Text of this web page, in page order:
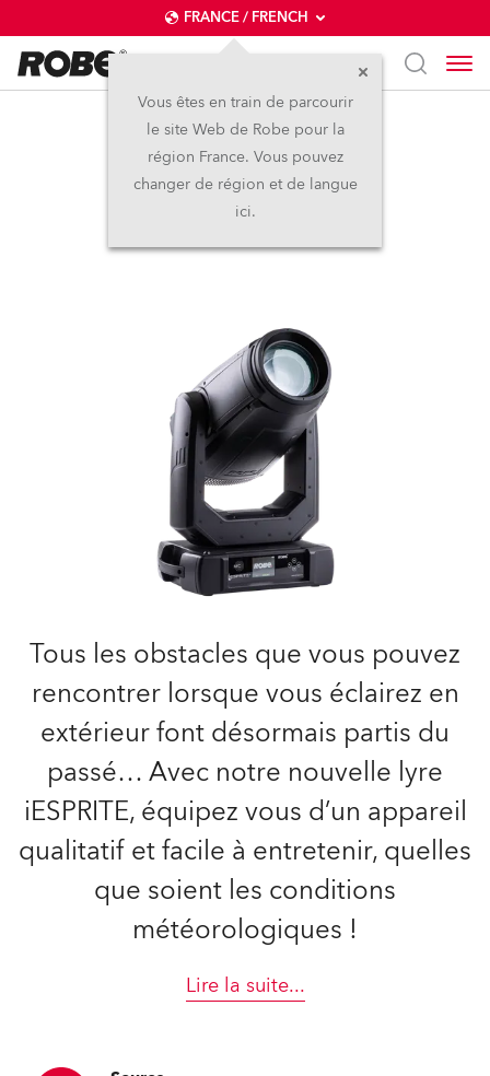
FRANCE / FRENCH
Vous êtes en train de parcourir
le site Web de Robe pour la
région France. Vous pouvez
changer de région et de langue
ici.
iESPRITE®
IP65
Tous les obstacles que vous pouvez
rencontrer lorsque vous éclairez en
extérieur font désormais partis du
passé… Avec notre nouvelle lyre
iESPRITE, équipez vous d’un appareil
qualitatif et facile à entretenir, quelles
que soient les conditions
météorologiques !
Lire la suite...